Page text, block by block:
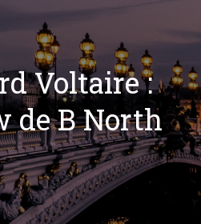
N°2-2026
Voltaire :
de B North